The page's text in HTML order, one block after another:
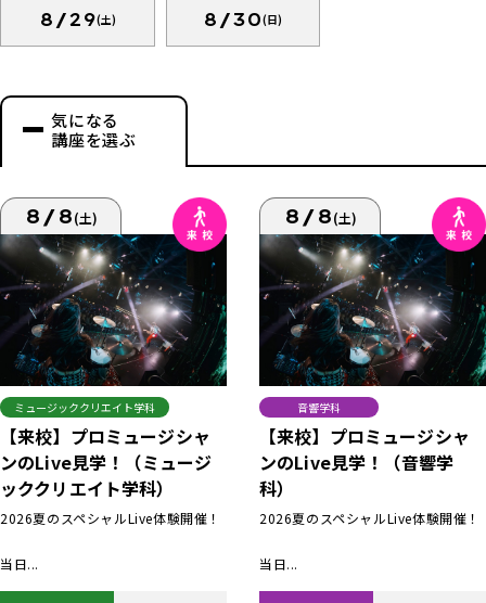
8/29(土) 8/30(日)
気になる
講座を選ぶ
8/8(土)
ミュージッククリエイト学科
【来校】プロミュージシャ
ンのLive見学！（ミュージ
ッククリエイト学科）
2026夏のスペシャルLive体験開催！
当日...
8/8(土)
音響学科
【来校】プロミュージシャ
ンのLive見学！（音響学
科）
2026夏のスペシャルLive体験開催！
当日...